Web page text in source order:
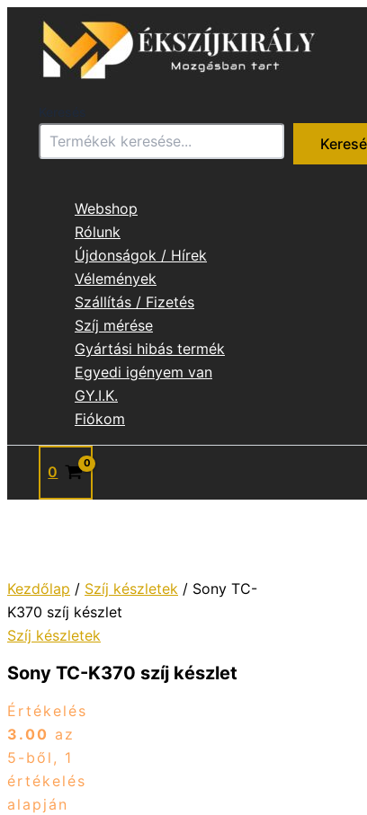
content
Webshop
Rólunk
Újdonságok / Hírek
Vélemények
Szállítás / Fizetés
Szíj mérése
Gyártási hibás termék
Egyedi igényem van
GY.I.K.
Fiókom
0
Kezdőlap / Szíj készletek / Sony TC-
K370 szíj készlet
Szíj készletek
Sony TC-K370 szíj készlet
Értékelés
3.00 az
5-ből, 1
értékelés
alapján